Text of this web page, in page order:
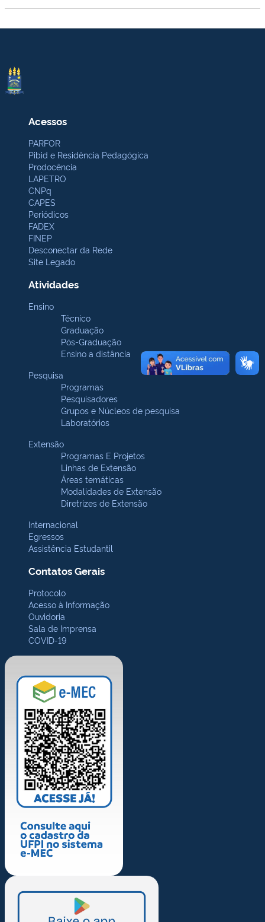
Acessos
PARFOR
Pibid e Residência Pedagógica
Prodocência
LAPETRO
CNPq
CAPES
Periódicos
FADEX
FINEP
Desconectar da Rede
Site Legado
Atividades
Ensino
Técnico
Graduação
Pós-Graduação
Ensino a distância
Pesquisa
Programas
Pesquisadores
Grupos e Núcleos de pesquisa
Laboratórios
Extensão
Programas E Projetos
Linhas de Extensão
Áreas temáticas
Modalidades de Extensão
Diretrizes de Extensão
Internacional
Egressos
Assistência Estudantil
Contatos Gerais
Protocolo
Acesso à Informação
Ouvidoria
Sala de Imprensa
COVID-19